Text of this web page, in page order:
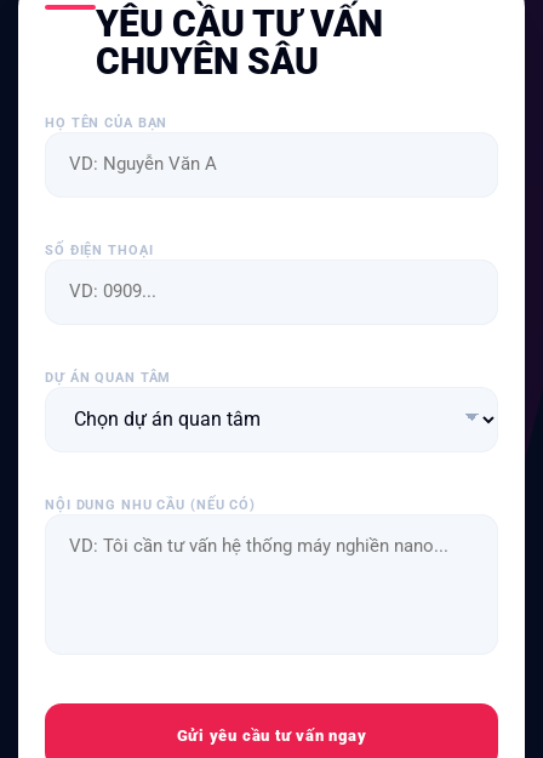
YÊU CẦU TƯ VẤN
CHUYÊN SÂU
HỌ TÊN CỦA BẠN
SỐ ĐIỆN THOẠI
DỰ ÁN QUAN TÂM
NỘI DUNG NHU CẦU (NẾU CÓ)
Gửi yêu cầu tư vấn ngay